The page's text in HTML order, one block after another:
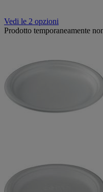
Vedi le 2 opzioni
Prodotto temporaneamente